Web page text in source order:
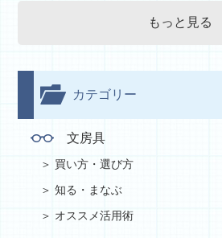
もっと見る
カテゴリー
文房具
買い方・選び方
知る・まなぶ
オススメ活用術